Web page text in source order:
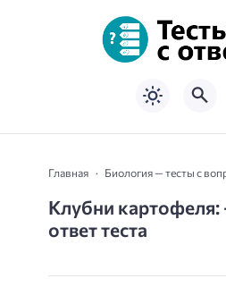
Главная Биология — тесты с
Клубни картофеля:
ответ теста